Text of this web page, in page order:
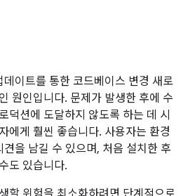
이트를 통한 코드베이스 변경 새로
원인입니다. 문제가 발생한 후에 수
덕션에 도달하지 않도록 하는 데 시
에게 훨씬 좋습니다. 사용자는 환경
을 남길 수 있으며, 처음 설치한 후
도 있습니다.